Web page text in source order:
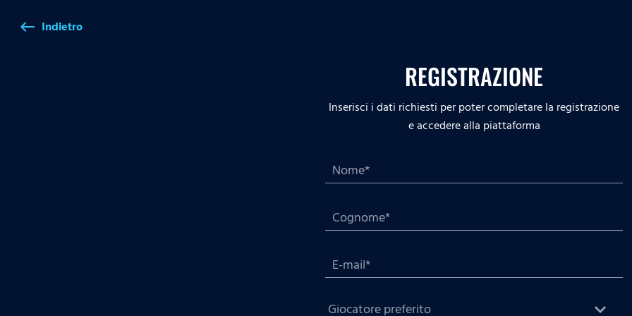
west Indietro
REGISTRAZIONE
Inserisci i dati richiesti per poter completare la registrazione
e accedere alla piattaforma